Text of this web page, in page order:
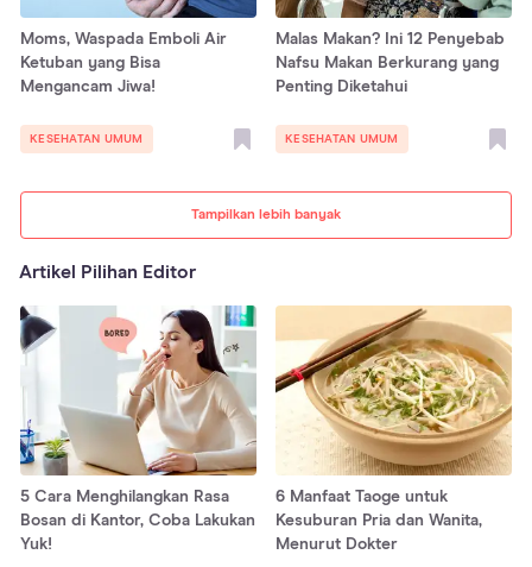
Tampilkan lebih banyak
Moms, Waspada Emboli Air
Ketuban yang Bisa
Mengancam Jiwa!
KESEHATAN UMUM
Malas Makan? Ini 12 Penyebab
Nafsu Makan Berkurang yang
Penting Diketahui
KESEHATAN UMUM
Artikel Pilihan Editor
5 Cara Menghilangkan Rasa
Bosan di Kantor, Coba Lakukan
Yuk!
6 Manfaat Taoge untuk
Kesuburan Pria dan Wanita,
Menurut Dokter